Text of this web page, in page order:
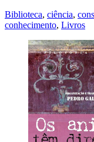
Biblioteca, ciência,
conhecimento, Livros